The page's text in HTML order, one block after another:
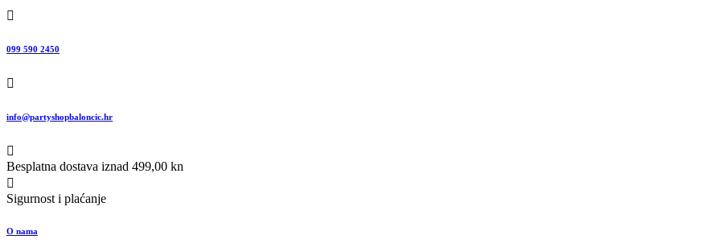
099 590 2450
info@partyshopbaloncic.hr
Besplatna dostava iznad 499,00 kn
Sigurnost i plaćanje
O nama